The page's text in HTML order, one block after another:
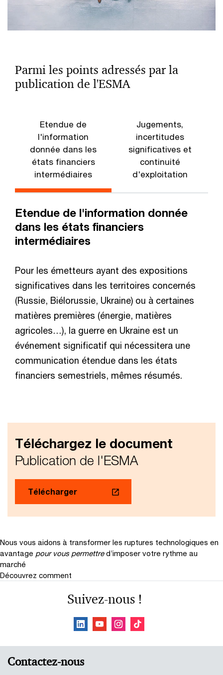
Parmi les points adressés par la
publication de l'ESMA
Etendue de
l'information
donnée dans les
états financiers
intermédiaires
Jugements,
incertitudes
significatives et
continuité
d'exploitation
Etendue de l'information donnée
dans les états financiers
intermédiaires
Pour les émetteurs ayant des expositions
significatives dans les territoires concernés
(Russie, Biélorussie, Ukraine) ou à certaines
matières premières (énergie, matières
agricoles…), la guerre en Ukraine est un
événement significatif qui nécessitera une
communication étendue dans les états
financiers semestriels, mêmes résumés.
Téléchargez le document
Publication de l'ESMA
Télécharger
Nous vous aidons à transformer les ruptures technologiques en
avantage pour vous permettre d’imposer votre rythme au
marché
Découvrez comment
Suivez-nous !
Contactez-nous